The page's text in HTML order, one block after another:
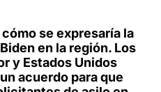
se expresaría la
en la región. Los
y Estados Unidos
acuerdo para que